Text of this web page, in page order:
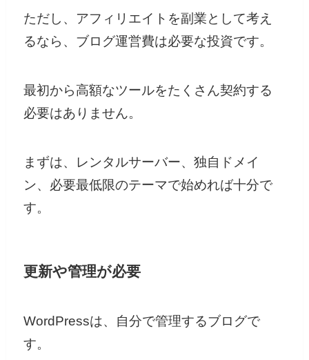
ただし、アフィリエイトを副業として考え
るなら、ブログ運営費は必要な投資です。
最初から高額なツールをたくさん契約する
必要はありません。
まずは、レンタルサーバー、独自ドメイ
ン、必要最低限のテーマで始めれば十分で
す。
更新や管理が必要
WordPressは、自分で管理するブログで
す。